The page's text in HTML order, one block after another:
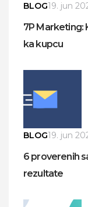
BLOG19. jun
7P Marketing:
ka kupcu
BLOG19. jun
6 proverenih
rezultate